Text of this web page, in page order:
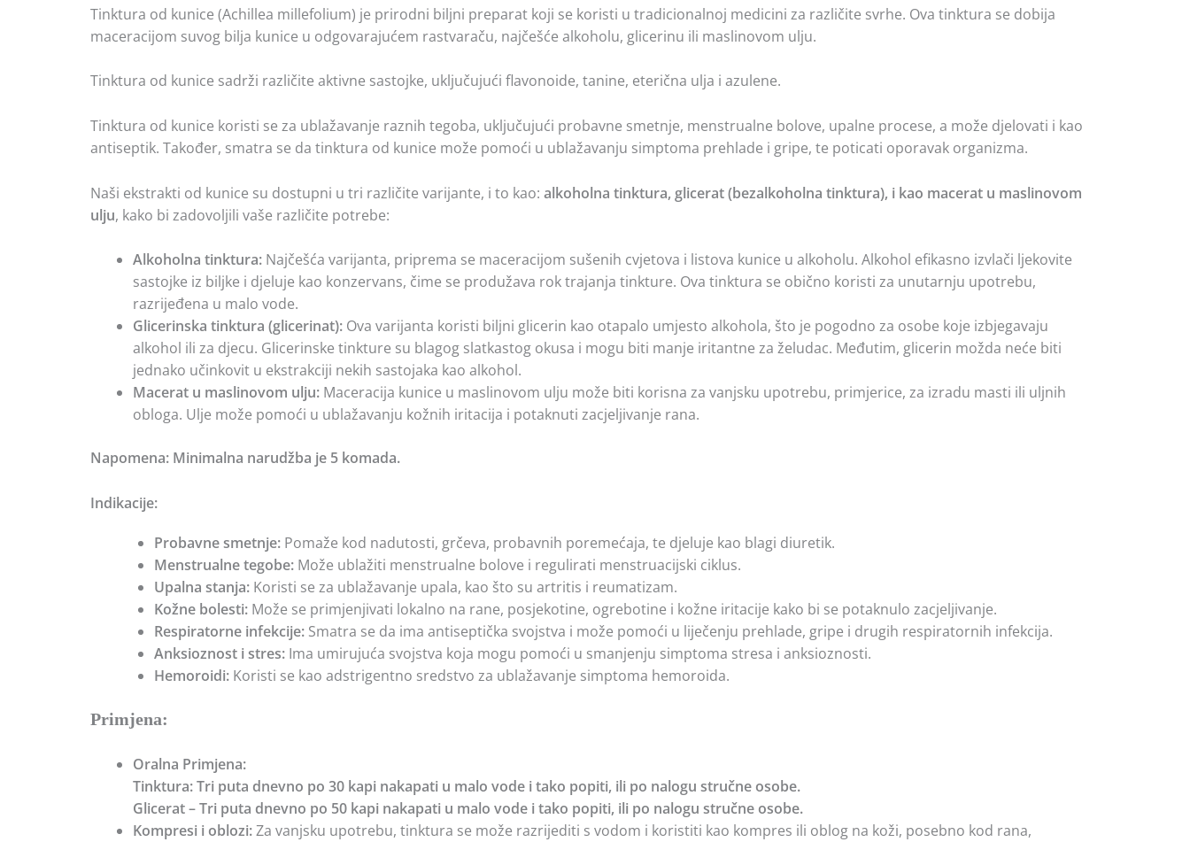
Tinktura od kunice (Achillea millefolium) je prirodni biljni preparat koji se koristi u tradicionalnoj medicini za različite svrhe. Ova tinktura se dobija
maceracijom suvog bilja kunice u odgovarajućem rastvaraču, najčešće alkoholu, glicerinu ili maslinovom ulju.
Tinktura od kunice sadrži različite aktivne sastojke, uključujući flavonoide, tanine, eterična ulja i azulene.
Tinktura od kunice koristi se za ublažavanje raznih tegoba, uključujući probavne smetnje, menstrualne bolove, upalne procese, a može djelovati i kao
antiseptik. Također, smatra se da tinktura od kunice može pomoći u ublažavanju simptoma prehlade i gripe, te poticati oporavak organizma.
Naši ekstrakti od kunice su dostupni u tri različite varijante, i to kao: alkoholna tinktura, glicerat (bezalkoholna tinktura), i kao macerat u maslinovom
ulju, kako bi zadovoljili vaše različite potrebe:
Alkoholna tinktura: Najčešća varijanta, priprema se maceracijom sušenih cvjetova i listova kunice u alkoholu. Alkohol efikasno izvlači ljekovite
sastojke iz biljke i djeluje kao konzervans, čime se produžava rok trajanja tinkture. Ova tinktura se obično koristi za unutarnju upotrebu,
razrijeđena u malo vode.
Glicerinska tinktura (glicerinat): Ova varijanta koristi biljni glicerin kao otapalo umjesto alkohola, što je pogodno za osobe koje izbjegavaju
alkohol ili za djecu. Glicerinske tinkture su blagog slatkastog okusa i mogu biti manje iritantne za želudac. Međutim, glicerin možda neće biti
jednako učinkovit u ekstrakciji nekih sastojaka kao alkohol.
Macerat u maslinovom ulju: Maceracija kunice u maslinovom ulju može biti korisna za vanjsku upotrebu, primjerice, za izradu masti ili uljnih
obloga. Ulje može pomoći u ublažavanju kožnih iritacija i potaknuti zacjeljivanje rana.
Napomena: Minimalna narudžba je 5 komada.
Indikacije:
Probavne smetnje: Pomaže kod nadutosti, grčeva, probavnih poremećaja, te djeluje kao blagi diuretik.
Menstrualne tegobe: Može ublažiti menstrualne bolove i regulirati menstruacijski ciklus.
Upalna stanja: Koristi se za ublažavanje upala, kao što su artritis i reumatizam.
Kožne bolesti: Može se primjenjivati lokalno na rane, posjekotine, ogrebotine i kožne iritacije kako bi se potaknulo zacjeljivanje.
Respiratorne infekcije: Smatra se da ima antiseptička svojstva i može pomoći u liječenju prehlade, gripe i drugih respiratornih infekcija.
Anksioznost i stres: Ima umirujuća svojstva koja mogu pomoći u smanjenju simptoma stresa i anksioznosti.
Hemoroidi: Koristi se kao adstrigentno sredstvo za ublažavanje simptoma hemoroida.
Primjena:
Oralna Primjena:
Tinktura: Tri puta dnevno po 30 kapi nakapati u malo vode i tako popiti, ili po nalogu stručne osobe.
Glicerat – Tri puta dnevno po 50 kapi nakapati u malo vode i tako popiti, ili po nalogu stručne osobe.
Kompresi i oblozi:Za vanjsku upotrebu, tinktura se može razrijediti s vodom i koristiti kao kompres ili oblog na koži, posebno kod rana,